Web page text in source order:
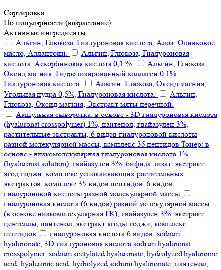
Сортировка
По популярности (возрастание)
Активные ингредиенты
Альгин, Глюкоза, Гиалуроновая кислота, Алоэ, Оливковое
масло, Аллантоин.
Альгин, Глюкоза, Гиалуроновая
кислота, Аскорбиновая кислота 0,1 %.
Альгин, Глюкоза,
Оксид магния, Гидролизированный коллаген 0,1%
Гиалуроновая кислота.
Альгин, Глюкоза, Оксид магния,
Угольная пудра 0,5%, Гиалуроновая кислота.
Альгин,
Глюкоза, Оксид магния, Экстракт мяты перечной.
Ампульная сыворотка: в основе - 3D гиалуроновая кислота
(hyaluronat crosspolymer) 1%, пантенол, гвайазулен 3%,
растительные экстракты, 6 видов гиалуроновой кислоты
разной молекулярной массы, комплекс 35 пептидов Тонер: в
основе - низкомолекулярная гиалуроновая кислота 1%
(hyaluronat solution), гвайазулен 3%, бифида лизат, экстракт
ягод годжи, комплекс успокаивающих растительных
экстрактов, комплекс 35 видов пептидов, 6 видов
гиалуроновой кислоты разной молекулярной массы
гиалуроновая кислота (6 видов) разной молекулярной массы
(в основе низкомолекулярная ГК), гвайазулен 3%, экстракт
центеллы, пантенол, экстракт ягоды годжи, комплекс
пептидов
гиалуроновая кислота 6 видов: sodium
hyaluronate, 3D гиалуроновая кислота sodium hyaluronat
crosspolymer, sodium acetylated hyaluronate, hydrolyzed hyaluronic
acid, hyaluronic acid, hydrolyzed sodium hyaluronate, пантенол,